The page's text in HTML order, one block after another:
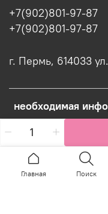
необходимая
+7(902)801-97-87
+7(902)801-97-87
г. Пермь, 614033
Интернет-магазин
Главная Поиск